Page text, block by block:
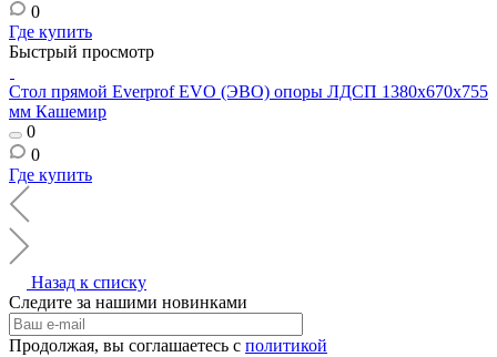
0
Где купить
Быстрый просмотр
Стол прямой Everprof EVO (ЭВО) опоры ЛДСП 1380х670х755
мм Кашемир
0
0
Где купить
Назад к списку
Следите за нашими новинками
Продолжая, вы соглашаетесь с политикой